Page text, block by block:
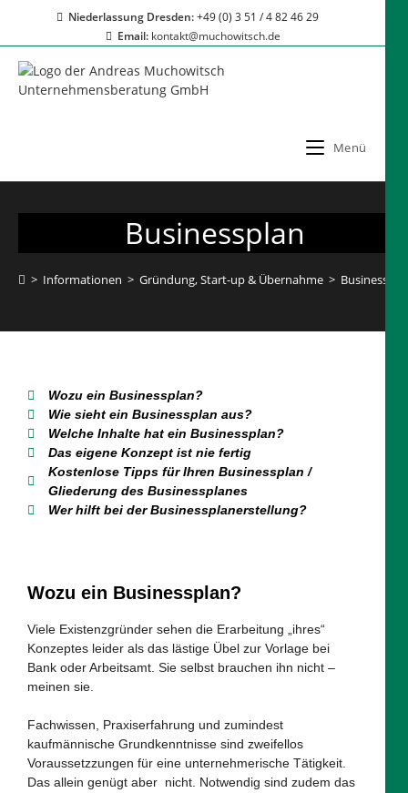
Niederlassung Dresden:+49 (0) 3 51 / 4 82 46 29
Email: kontakt@muchowitsch.de
Menü
Businessplan
> Informationen > Gründung, Start-up & Übernahme >
Wozu ein Businessplan?
Wie sieht ein Businessplan aus?
Welche Inhalte hat ein Businessplan?
Das eigene Konzept ist nie fertig
Kostenlose Tipps für Ihren Businessplan /
Gliederung des Businessplanes
Wer hilft bei der Businessplanerstellung?
Wozu ein Businessplan?
Viele Existenzgründer sehen die Erarbeitung „ihres“
Konzeptes leider als das lästige Übel zur Vorlage bei
Bank oder Arbeitsamt. Sie selbst brauchen ihn nicht –
meinen sie.
Fachwissen, Praxiserfahrung und zumindest
kaufmännische Grundkenntnisse sind zweifellos
Voraussetzzungen für eine unternehmerische Tätigkeit.
Das allein genügt aber nicht. Notwendig sind zudem das